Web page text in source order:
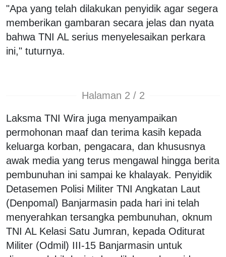
"Apa yang telah dilakukan penyidik agar segera
memberikan gambaran secara jelas dan nyata
bahwa TNI AL serius menyelesaikan perkara
ini," tuturnya.
Halaman 2 / 2
Laksma TNI Wira juga menyampaikan
permohonan maaf dan terima kasih kepada
keluarga korban, pengacara, dan khususnya
awak media yang terus mengawal hingga berita
pembunuhan ini sampai ke khalayak. Penyidik
Detasemen Polisi Militer TNI Angkatan Laut
(Denpomal) Banjarmasin pada hari ini telah
menyerahkan tersangka pembunuhan, oknum
TNI AL Kelasi Satu Jumran, kepada Oditurat
Militer (Odmil) III-15 Banjarmasin untuk